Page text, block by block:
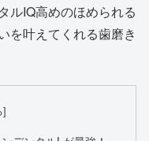
ルIQ高めのほめられる
を叶えてくれる歯磨き